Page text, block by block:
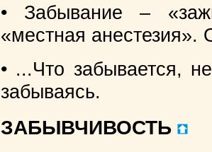
• Забывание –
«местная анестезия».
• ...Что забывается,
забываясь.
ЗАБЫВЧИВОСТЬ